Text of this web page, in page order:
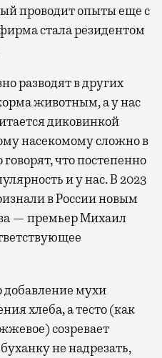
проводит опыты еще с
фирма стала резидентом
разводят в других
животным, а у нас
диковинкой
насекомому сложно в
что постепенно
и у нас. В 2023
в России новым
— премьер Михаил
добавление мухи
хлеба, а тесто (как
созревает
не надрезать,